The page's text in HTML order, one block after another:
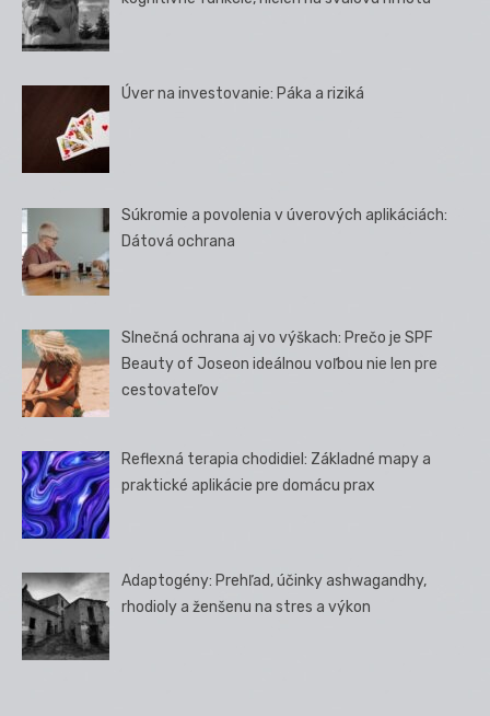
Úver na investovanie: Páka a riziká
Súkromie a povolenia v úverových aplikáciách:
Dátová ochrana
Slnečná ochrana aj vo výškach: Prečo je SPF
Beauty of Joseon ideálnou voľbou nie len pre
cestovateľov
Reflexná terapia chodidiel: Základné mapy a
praktické aplikácie pre domácu prax
Adaptogény: Prehľad, účinky ashwagandhy,
rhodioly a ženšenu na stres a výkon